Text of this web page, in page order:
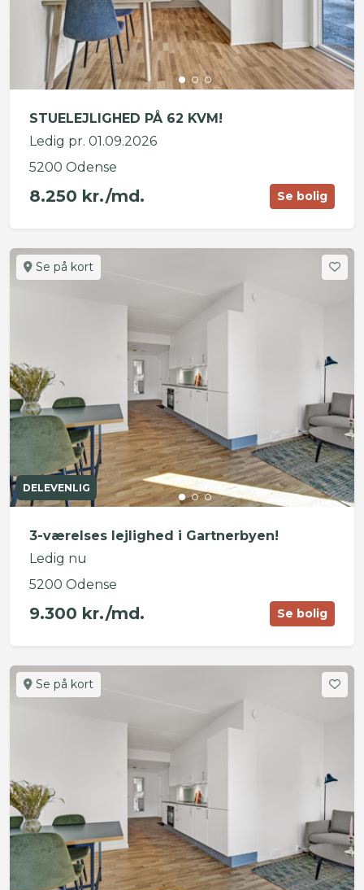
STUELEJLIGHED PÅ 62 KVM!
Ledig pr. 01.09.2026
5200 Odense
8.250 kr./md. Se bolig
Se på kort
DELEVENLIG
3-værelses lejlighed i Gartnerbyen!
Ledig nu
5200 Odense
9.300 kr./md. Se bolig
Se på kort